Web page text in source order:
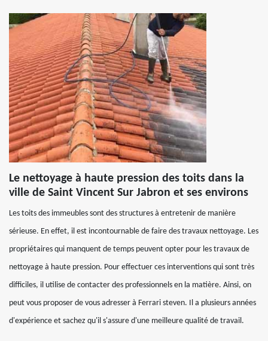
Le nettoyage à haute pression des toits dans la
ville de Saint Vincent Sur Jabron et ses environs
Les toits des immeubles sont des structures à entretenir de manière
sérieuse. En effet, il est incontournable de faire des travaux nettoyage. Les
propriétaires qui manquent de temps peuvent opter pour les travaux de
nettoyage à haute pression. Pour effectuer ces interventions qui sont très
difficiles, il utilise de contacter des professionnels en la matière. Ainsi, on
peut vous proposer de vous adresser à Ferrari steven. Il a plusieurs années
d'expérience et sachez qu'il s'assure d'une meilleure qualité de travail.